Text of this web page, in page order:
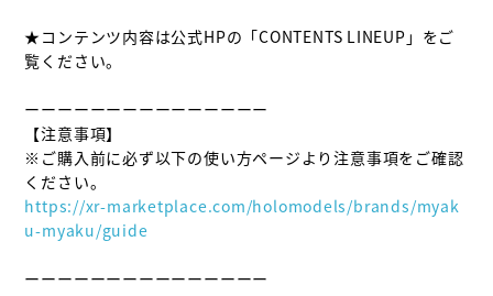
★コンテンツ内容は公式HPの「CONTENTS LINEUP」をご
覧ください。
ーーーーーーーーーーーーーーー
【注意事項】
※ご購入前に必ず以下の使い方ページより注意事項をご確認
https://xr-marketplace.com/holomodels/brands/myak
u-myaku/guide
ーーーーーーーーーーーーーーー